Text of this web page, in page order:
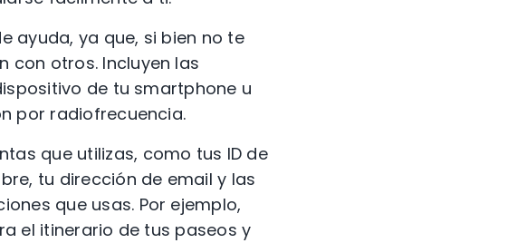
ayuda, ya que, si bien no te
con otros. Incluyen las
de tu smartphone u
por radiofrecuencia.
que utilizas, como tus ID de
tu dirección de email y las
que usas. Por ejemplo,
el itinerario de tus paseos y